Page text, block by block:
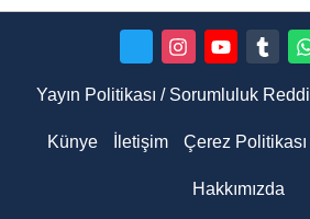
Yayın Politikası / Sorumluluk Reddi
Künye İletişim Çerez Politikası
Hakkımızda